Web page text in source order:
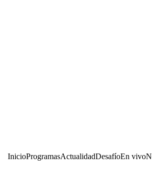
InicioProgramasActualidadDesafíoEn vivo